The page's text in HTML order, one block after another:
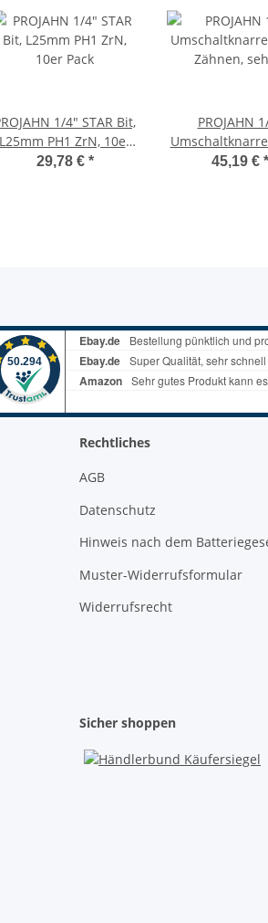
1/4" STAR Bit,
L25mm PH1 ZrN, 10er
Pack
29,78 € *
PROJAHN
Zähnen,
45,19 € *
Rechtliches
AGB
Datenschutz
Hinweis nach dem
Muster-Widerrufsformular
Widerrufsrecht
Sicher shoppen